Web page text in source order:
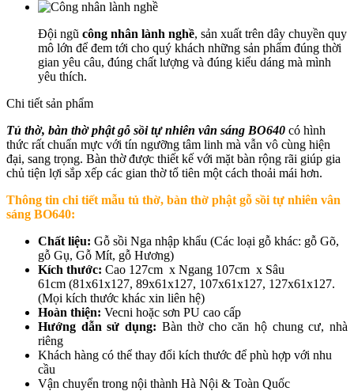
Đội ngũ công nhân lành nghề, sản xuất trên dây chuyền quy
mô lớn để đem tới cho quý khách những sản phẩm đúng thời
gian yêu câu, đúng chất lượng và đúng kiểu dáng mà mình
yêu thích.
Chi tiết sản phẩm
Tủ thờ, bàn thờ phật gỗ sồi tự nhiên vân sáng BO640 có hình
thức rất chuẩn mực với tín ngưỡng tâm linh mà vẫn vô cùng hiện
đại, sang trọng. Bàn thờ được thiết kế với mặt bàn rộng rãi giúp gia
chủ tiện lợi sắp xếp các gian thờ tổ tiên một cách thoải mái hơn.
Thông tin chi tiết mẫu tủ thờ, bàn thờ phật gỗ sồi tự nhiên vân
sáng BO640:
Chất liệu: Gỗ sồi Nga nhập khẩu (Các loại gỗ khác: gỗ Gõ,
gỗ Gụ, Gỗ Mít, gỗ Hương)
Kích thước: Cao 127cm x Ngang 107cm x Sâu
61cm (81x61x127, 89x61x127, 107x61x127, 127x61x127.
(Mọi kích thước khác xin liên hệ)
Hoàn thiện: Vecni hoặc sơn PU cao cấp
Hướng dẫn sử dụng: Bàn thờ cho căn hộ chung cư, nhà
riêng
Khách hàng có thể thay đổi kích thước để phù hợp với nhu
cầu
Vận chuyển trong nội thành Hà Nội & Toàn Quốc